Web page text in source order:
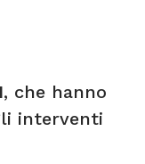
, che hanno
interventi